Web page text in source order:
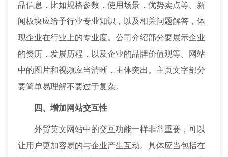
品信息，比如规格参数，使用场景，优势卖点等。新
闻板块应给予行业专业知识，以及相关问题解答，体
现企业在行业上的专业度。公司介绍部分要展示企业
的资历，发展历程，以及企业的品牌价值观等。网站
中的图片和视频应当清晰，主体突出。主页文字部分
要简单易理解不要过于复杂。
四、增加网站交互性
外贸英文网站中的交互功能一样非常重要，可以
让用户更加容易的与企业产生互动。具体应当包括在